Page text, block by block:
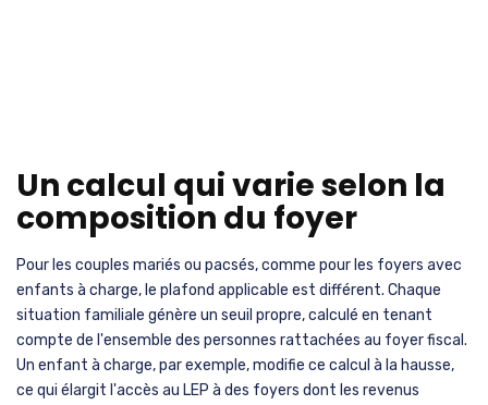
Un calcul qui varie selon la
composition du foyer
Pour les couples mariés ou pacsés, comme pour les foyers avec
enfants à charge, le plafond applicable est différent. Chaque
situation familiale génère un seuil propre, calculé en tenant
compte de l'ensemble des personnes rattachées au foyer fiscal.
Un enfant à charge, par exemple, modifie ce calcul à la hausse,
ce qui élargit l'accès au LEP à des foyers dont les revenus